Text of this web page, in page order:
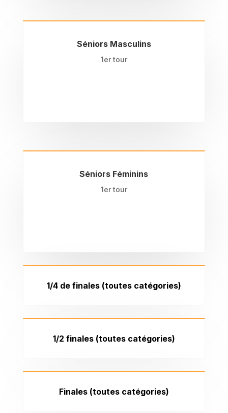
Séniors Masculins
1er tour
Séniors Féminins
1er tour
1/4 de finales (toutes catégories)
1/2 finales (toutes catégories)
Finales (toutes catégories)